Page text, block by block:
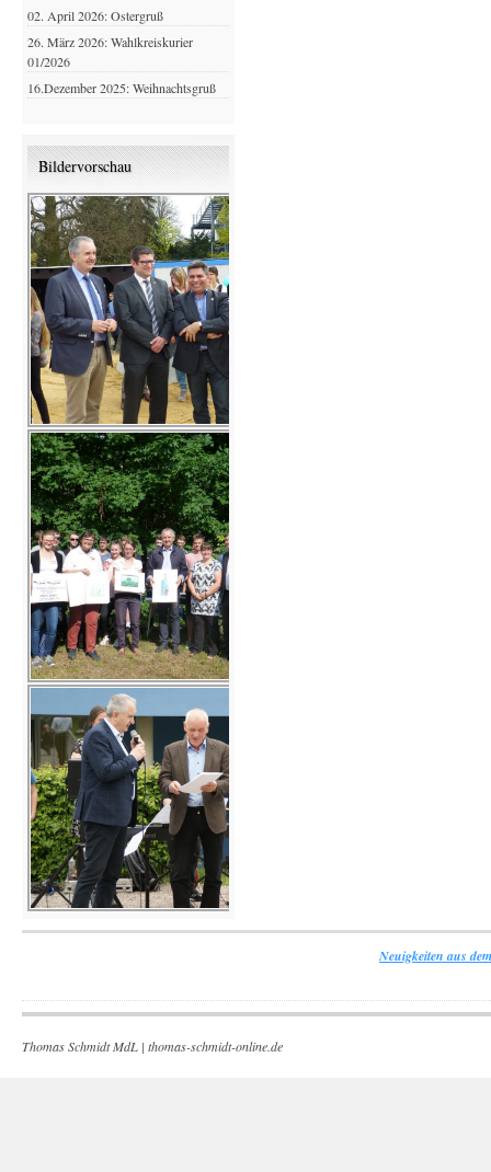
02. April 2026: Ostergruß
26. März 2026: Wahlkreiskurier
01/2026
16.Dezember 2025: Weihnachtsgruß
Bildervorschau
Neuigkeiten aus
Thomas Schmidt MdL | thomas-schmidt-online.de